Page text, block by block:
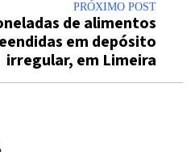
PRÓXIMO POST
de alimentos
em depósito
irregular, em Limeira